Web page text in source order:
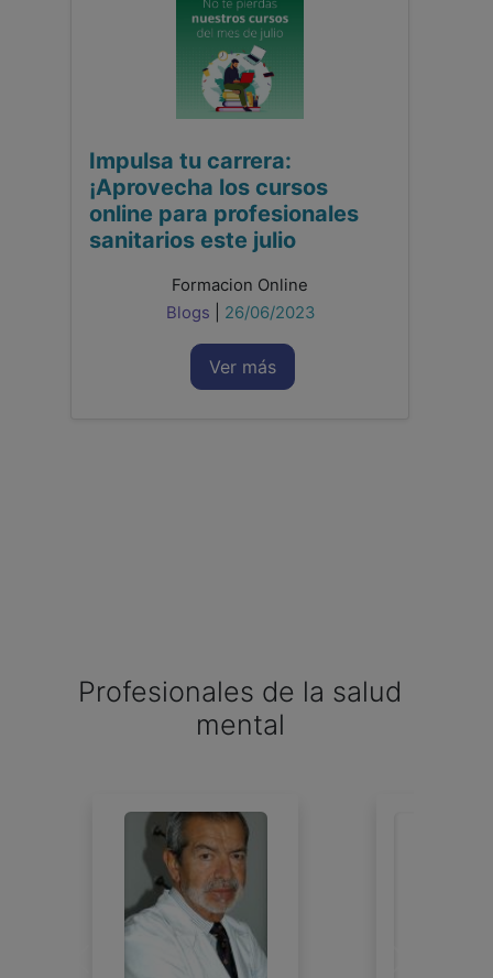
Impulsa tu carrera:
¡Aprovecha los cursos
online para profesionales
sanitarios este julio
Formacion Online
Blogs
26/06/2023
Ver más
Profesionales de la salud
mental